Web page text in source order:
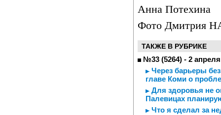
Анна Потехина
Фото Дмитрия
ТАКЖЕ В РУБРИКЕ
№33 (5264) - 2 апреля
Через барьеры
главе Коми о
Для здоровья не
Палевицах
Что я сделал за